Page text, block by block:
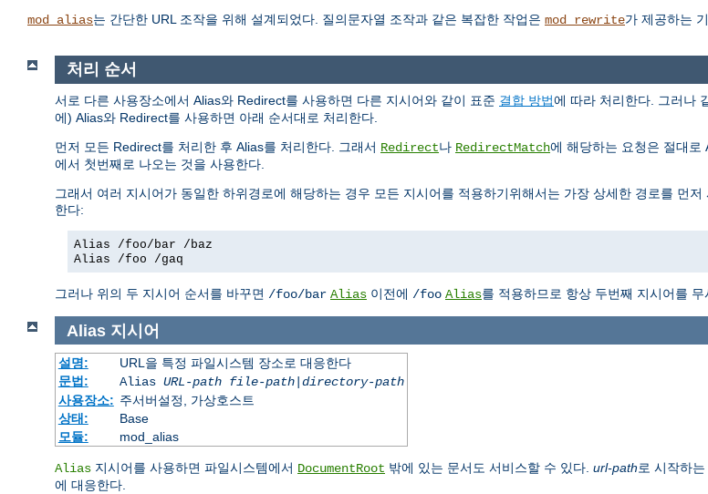
mod_alias는 간단한 URL 조작을 위해 설계되었다. 질의문자열 조작과 같은 복잡한 작업은 mod_rewrite가 제공하는
처리 순서
서로 다른 사용장소에서 Alias와 Redirect를 사용하면 다른 지시어와 같이 표준 결합 방법에 따라 처리한다. 그러나
에) Alias와 Redirect를 사용하면 아래 순서대로 처리한다.
먼저 모든 Redirect를 처리한 후 Alias를 처리한다. 그래서 Redirect나 RedirectMatch에 해당하는 요청은 절대로
에서 첫번째로 나오는 것을 사용한다.
그래서 여러 지시어가 동일한 하위경로에 해당하는 경우 모든 지시어를 적용하기위해서는 가장 상세한 경로를 먼
한다:
Alias /foo/bar /baz
Alias /foo /gaq
그러나 위의 두 지시어 순서를 바꾸면 /foo/bar Alias 이전에 /foo Alias를 적용하므로 항상 두번째 지시어를 무
Alias 지시어
설명:
URL을 특정 파일시스템 장소로 대응한다
문법:
Alias URL-path file-path| directory-path
사용장소: 주서버설정, 가상호스트
상태:
Base
모듈:
mod_alias
Alias 지시어를 사용하면 파일시스템에서 DocumentRoot 밖에 있는 문서도 서비스할 수 있다. url-path로 시작하
에 대응한다.